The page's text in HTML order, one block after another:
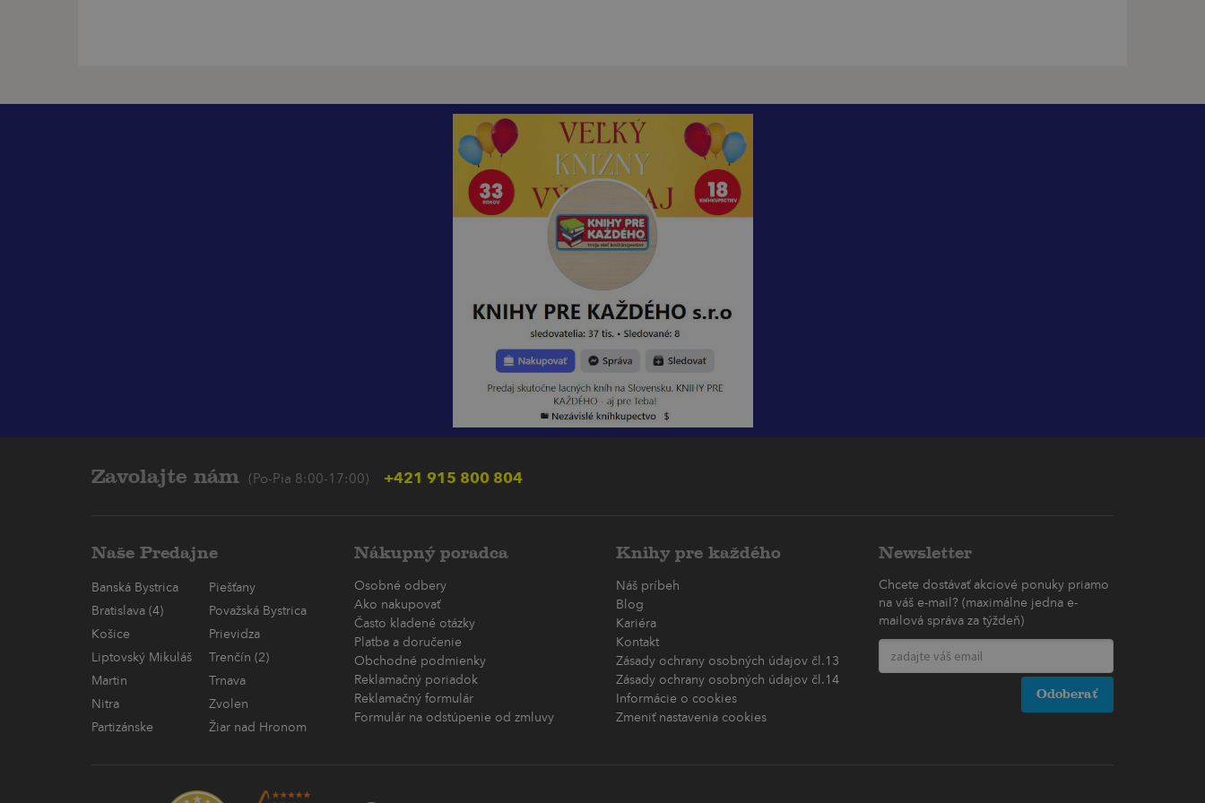
Zavolajte nám (Po-Pia 8:00-17:00) +421 915 800 804
Naše Predajne
Banská Bystrica
Piešťany
Bratislava (4)
Považská Bystrica
Košice
Prievidza
Liptovský Mikuláš
Trenčín (2)
Martin
Trnava
Nitra
Zvolen
Partizánske
Žiar nad Hronom
Nákupný poradca
Osobné odbery
Ako nakupovať
Často kladené otázky
Platba a doručenie
Obchodné podmienky
Reklamačný poriadok
Reklamačný formulár
Formulár na odstúpenie od zmluvy
Knihy pre každého
Náš príbeh
Blog
Kariéra
Kontakt
Zásady ochrany osobných údajov čl.13
Zásady ochrany osobných údajov čl.14
Informácie o cookies
Zmeniť nastavenia cookies
Newsletter
Chcete dostávať akciové ponuky priamo
na váš e-mail? (maximálne jedna e-
mailová správa za týždeň)
Odoberať